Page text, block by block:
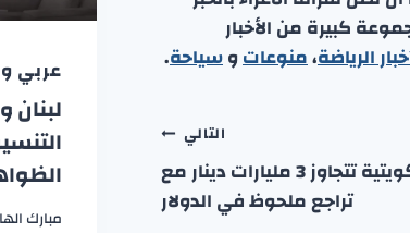
كبيرة من الأخبار
الرياضة،منوعاتوسياحة.
التالي
تمويلات الواردات الكويتية تتجاوز 3 مليارات دينار مع
تراجع ملحوظ في الدولار
عربي
لبنان
مبارك